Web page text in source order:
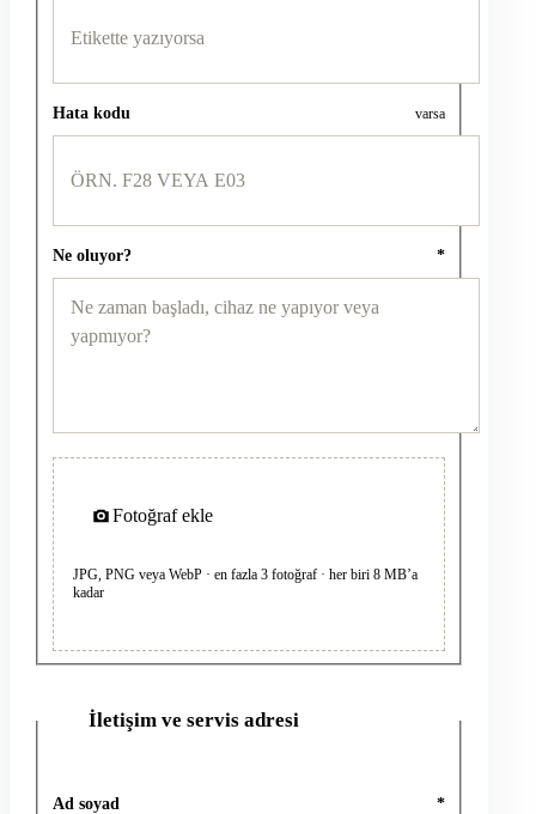
Hata kodu varsa
Ne oluyor? *
Fotoğraf ekle
JPG, PNG veya WebP · en fazla 3 fotoğraf · her biri 8 MB’a
kadar
İletişim ve servis adresi
Ad soyad *